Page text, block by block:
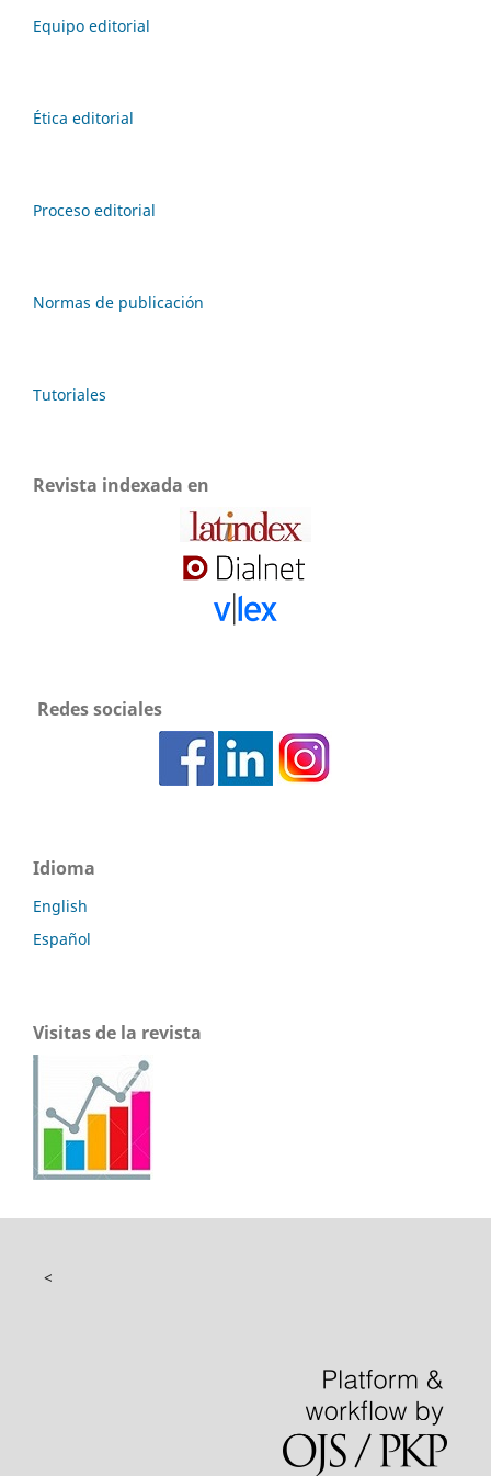
Equipo editorial
Ética editorial
Proceso editorial
Normas de publicación
Tutoriales
Revista indexada en
Redes sociales
Idioma
English
Español
Visitas de la revista
<